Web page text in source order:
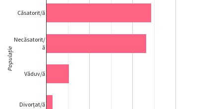
Căsatorit/ă
Necăsatorit/
ă
Văduv/ă
Divorțat/ă
Populație